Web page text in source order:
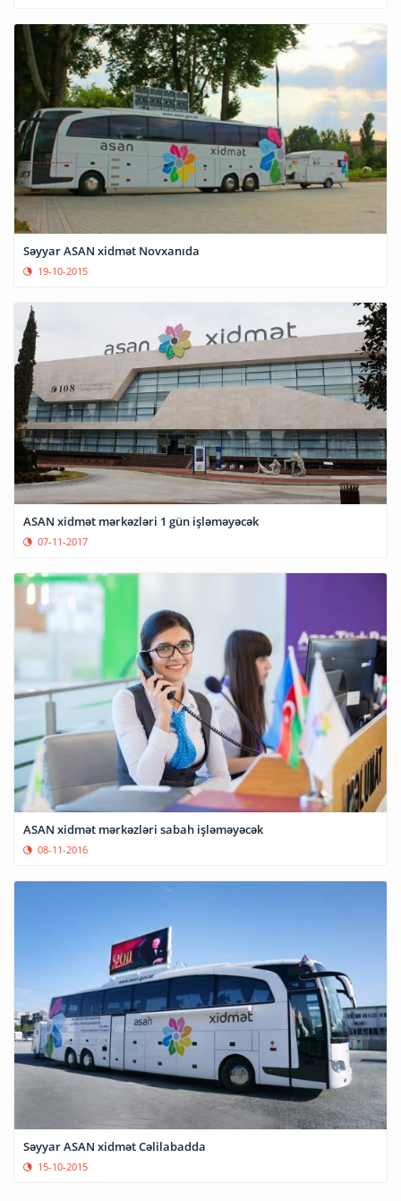
Səyyar ASAN xidmət Novxanıda
19-10-2015
ASAN xidmət mərkəzləri 1 gün işləməyəcək
07-11-2017
ASAN xidmət mərkəzləri sabah işləməyəcək
08-11-2016
Səyyar ASAN xidmət Cəlilabadda
15-10-2015